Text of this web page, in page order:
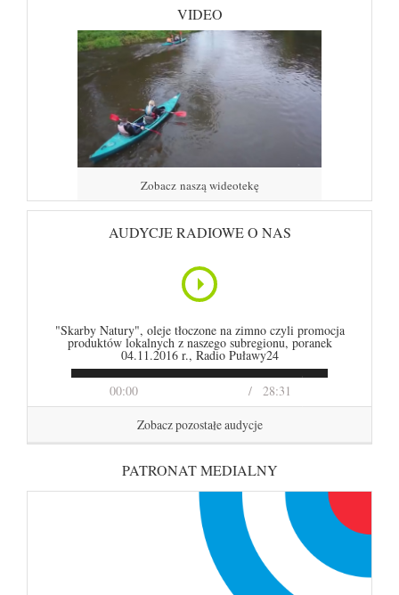
VIDEO
Zobacz naszą wideotekę
AUDYCJE RADIOWE O NAS
00:00 28:31
"Skarby Natury", oleje tłoczone na zimno czyli promocja
produktów lokalnych z naszego subregionu, poranek
04.11.2016 r., Radio Puławy24
Zobacz pozostałe audycje
PATRONAT MEDIALNY